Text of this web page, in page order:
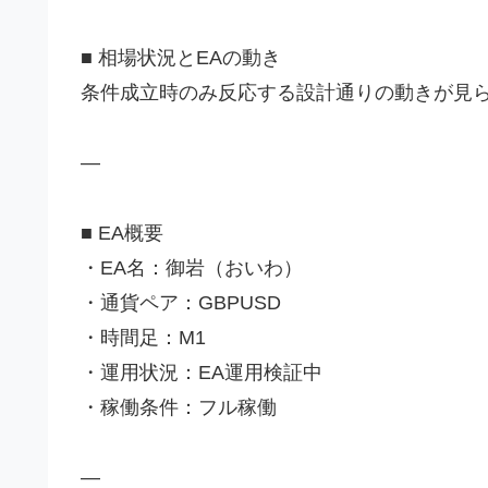
■ 相場状況とEAの動き
条件成立時のみ反応する設計通りの動きが見
—
■ EA概要
・EA名：御岩（おいわ）
・通貨ペア：GBPUSD
・時間足：M1
・運用状況：EA運用検証中
・稼働条件：フル稼働
—